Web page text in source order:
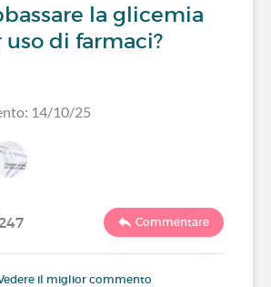
la glicemia
uso di farmaci?
14/10/25
Commentare
il miglior commento